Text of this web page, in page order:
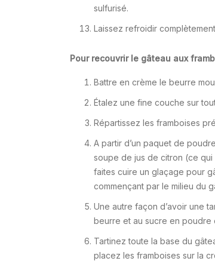
sulfurisé.
Laissez refroidir
Pour recouvrir le gâteau aux
Battre en crème le beurre
Étalez une fine couche sur
Répartissez les framboises
A partir d’un paquet de
soupe de jus de citron (ce qui
faites cuire un glaçage pour
commençant par le milieu du
Une autre façon d’avoir une
beurre et au sucre en poudre
Tartinez toute la base du
placez les framboises sur la